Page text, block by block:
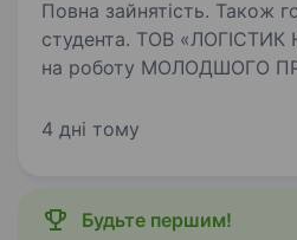
Повна зайнятість. Також
студента. ТОВ «ЛОГІСТИК ЮНІОН» запрошує
на роботу МОЛОДШОГО
конкурентну зарплату 2
4 дні тому
Будьте першим!